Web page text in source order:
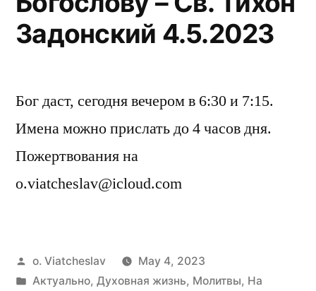
Задонский 4.5.2023
Бог даст, сегодня вечером в 6:30 и 7:15.
Имена можно прислать до 4 часов дня.
Пожертвования на
o.viatcheslav@icloud.com
Posted
by
o. Viatcheslav
May 4, 2023
Posted
Актуально, Духовная жизнь, Молитвы, На